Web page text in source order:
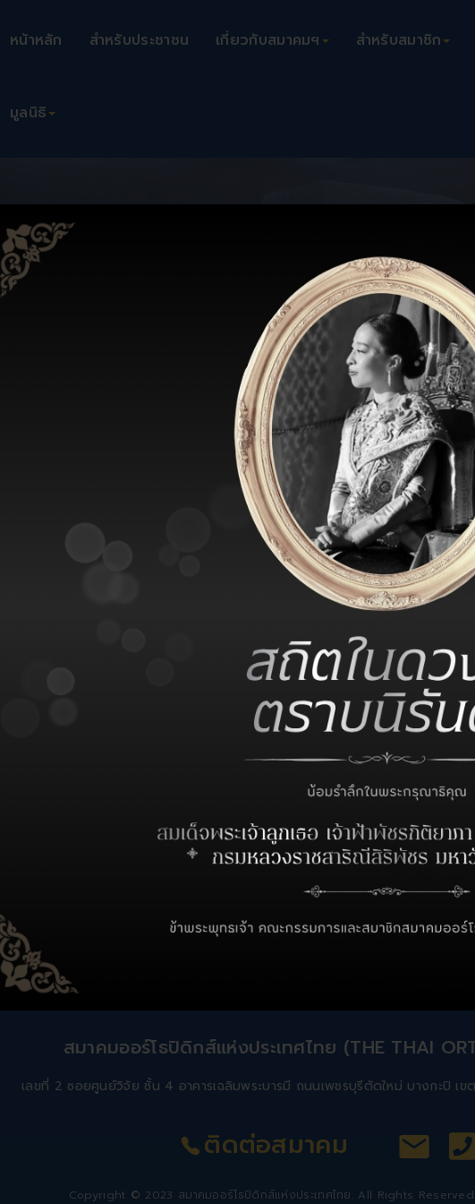
หน้าหลัก สำหรับประชาชน เกี่ยวกับสมาคมฯ สำหรับสมาชิก
มูลนิธิ
The Thai Orthopaedic
กรอกรายละเอียด ร่วมประกวดคำขวัญเพื่อชิงรางวัลจากสมา
ร่วมประกวดคำขวัญ
สมาคมออร์โธปิดิกส์แห่งประเทศไทย (THE THAI
เลขที่ 2 ซอยศูนย์วิจัย ชั้น 4 อาคารเฉลิมพระบารมี ถนนเพชรบุรีตัดใหม่ บางกะปิ
ติดต่อสมาคม
Copyright © 2023 สมาคมออร์โธปิดิกส์แห่งประเทศไทย. All Rights